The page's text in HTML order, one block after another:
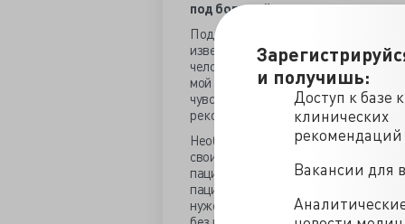
и получишь:
Доступ к базе
клинических
рекомендаций
Вакансии для
под большой негатив…
Подобные дикости с убегающими из
извергают из себя весьма
человеческое достоинство.
мой долгожданный пациент! Я
чувства долга и даже больше того!
рекомендации ради своего здоровья!»
Необычно, но пациенту это должно
свои недюжинные умения и
пациент без врача может обойтись,
пациента… Крамола? Нет, это
нужен продавец при полном